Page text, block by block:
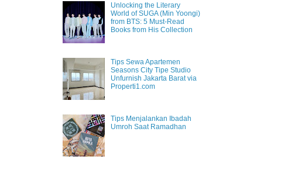
Unlocking the Literary
World of SUGA (Min Yoongi)
from BTS: 5 Must-Read
Books from His Collection
Tips Sewa Apartemen
Seasons City Tipe Studio
Unfurnish Jakarta Barat via
Properti1.com
Tips Menjalankan Ibadah
Umroh Saat Ramadhan